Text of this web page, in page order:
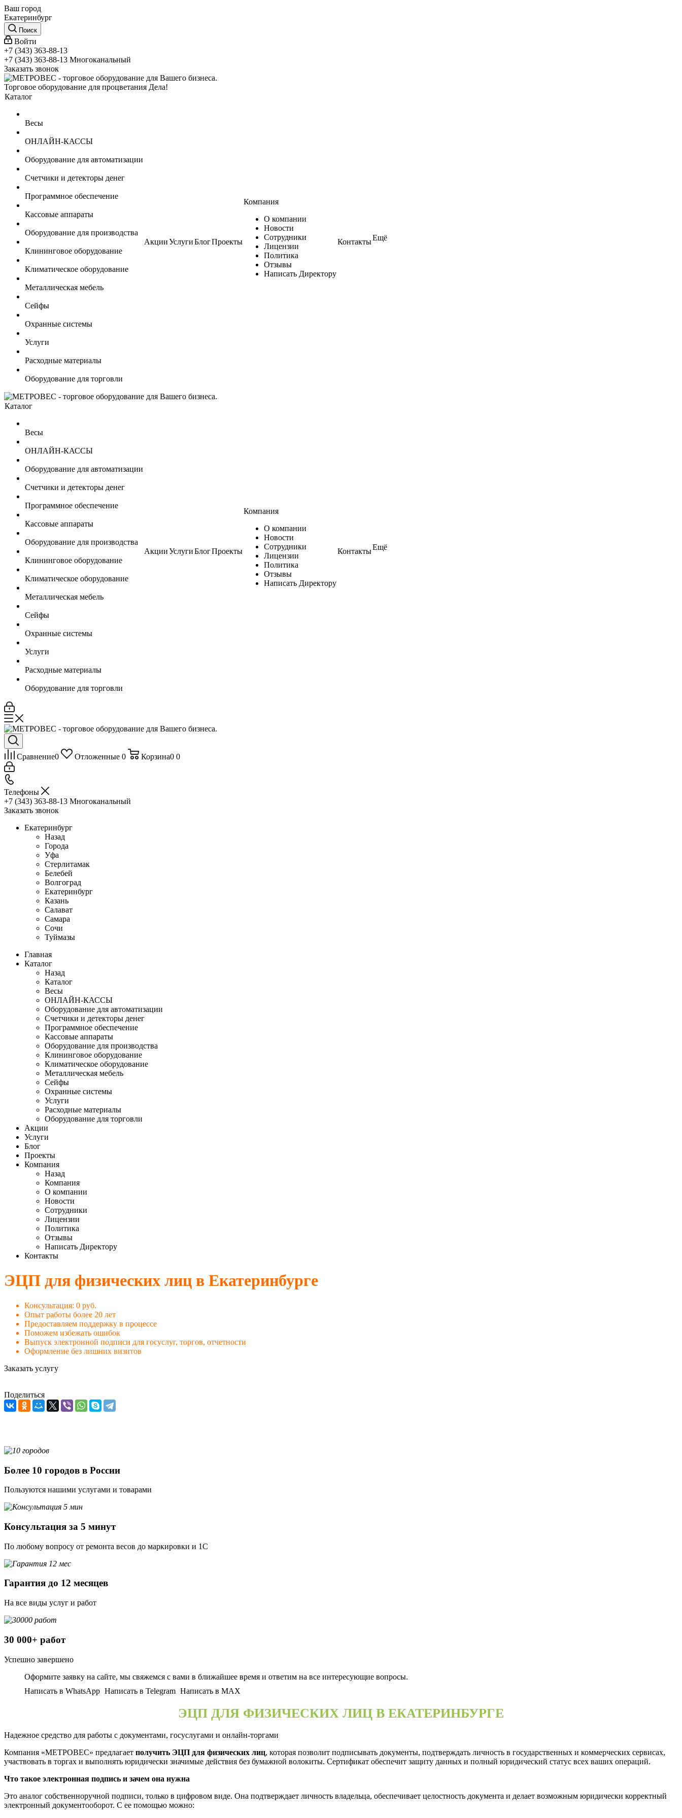
Ваш город
Екатеринбург
Поиск
Войти
+7 (343) 363-88-13
+7 (343) 363-88-13 Многоканальный
Заказать звонок
Торговое оборудование для процветания Дела!
Каталог
Весы
ОНЛАЙН-КАССЫ
Оборудование для автоматизации
Счетчики и детекторы денег
Программное обеспечение
Кассовые аппараты
Оборудование для производства
Клининговое оборудование
Климатическое оборудование
Металлическая мебель
Сейфы
Охранные системы
Услуги
Расходные материалы
Оборудование для торговли
АкцииУслугиБлогПроекты
Компания
О компании
Новости
Сотрудники
Лицензии
Политика
Отзывы
Написать Директору
КонтактыЕщё
Каталог
Весы
ОНЛАЙН-КАССЫ
Оборудование для автоматизации
Счетчики и детекторы денег
Программное обеспечение
Кассовые аппараты
Оборудование для производства
Клининговое оборудование
Климатическое оборудование
Металлическая мебель
Сейфы
Охранные системы
Услуги
Расходные материалы
Оборудование для торговли
АкцииУслугиБлогПроекты
Компания
О компании
Новости
Сотрудники
Лицензии
Политика
Отзывы
Написать Директору
КонтактыЕщё
Сравнение0 Отложенные 0 Корзина0 0
Телефоны
+7 (343) 363-88-13 Многоканальный
Заказать звонок
Екатеринбург
Назад
Города
Уфа
Стерлитамак
Белебей
Волгоград
Екатеринбург
Казань
Салават
Самара
Сочи
Туймазы
Главная
Каталог
Назад
Каталог
Весы
ОНЛАЙН-КАССЫ
Оборудование для автоматизации
Счетчики и детекторы денег
Программное обеспечение
Кассовые аппараты
Оборудование для производства
Клининговое оборудование
Климатическое оборудование
Металлическая мебель
Сейфы
Охранные системы
Услуги
Расходные материалы
Оборудование для торговли
Акции
Услуги
Блог
Проекты
Компания
Назад
Компания
О компании
Новости
Сотрудники
Лицензии
Политика
Отзывы
Написать Директору
Контакты
ЭЦП для физических лиц в Екатеринбурге
Консультация: 0 руб.
Опыт работы более 20 лет
Предоставляем поддержку в процессе
Поможем избежать ошибок
Выпуск электронной подписи для госуслуг, торгов, отчетности
Оформление без лишних визитов
Заказать услугу
Поделиться
Более 10 городов в России
Пользуются нашими услугами и товарами
Консультация за 5 минут
По любому вопросу от ремонта весов до маркировки и 1С
Гарантия до 12 месяцев
На все виды услуг и работ
30 000+ работ
Успешно завершено
Оформите заявку на сайте, мы свяжемся с вами в ближайшее время и ответим на все интересующие вопросы.
Написать в WhatsApp Написать в Telegram Написать в MAX
ЭЦП ДЛЯ ФИЗИЧЕСКИХ ЛИЦ В ЕКАТЕРИНБУРГЕ
Надежное средство для работы с документами, госуслугами и онлайн-торгами
Компания «МЕТРОВЕС» предлагает получить ЭЦП для физических лиц, которая позволит подписывать документы, подтверждать личность в государственных и коммерческих сервисах,
участвовать в торгах и выполнять юридически значимые действия без бумажной волокиты. Сертификат обеспечит защиту данных и полный юридический статус всех ваших операций.
Что такое электронная подпись и зачем она нужна
Это аналог собственноручной подписи, только в цифровом виде. Она подтверждает личность владельца, обеспечивает целостность документа и делает возможным юридически корректный
электронный документооборот. С ее помощью можно: